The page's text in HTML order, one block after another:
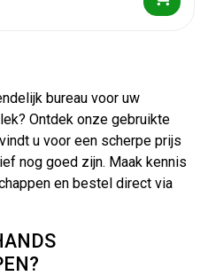
bureau voor uw
Ontdek onze gebruikte
u voor een scherpe prijs
nog goed zijn. Maak kennis
en bestel direct via